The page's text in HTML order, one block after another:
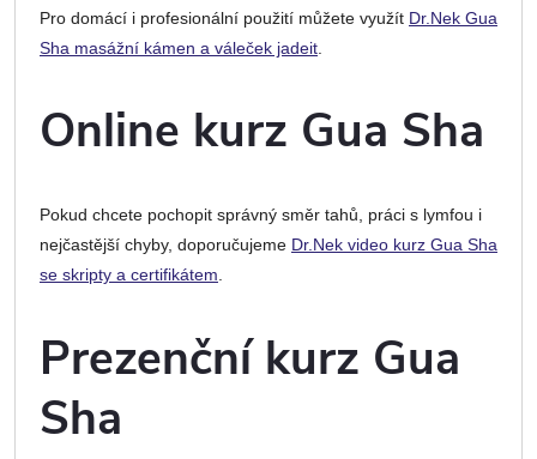
Pro domácí i profesionální použití můžete využít Dr.Nek Gua
Sha masážní kámen a váleček jadeit
Online kurz Gua Sha
Pokud chcete pochopit správný směr tahů, práci s lymfou i
nejčastější chyby, doporučujeme Dr.Nek video kurz Gua Sha
se skripty a certifikátem.
Prezenční kurz Gua
Sha